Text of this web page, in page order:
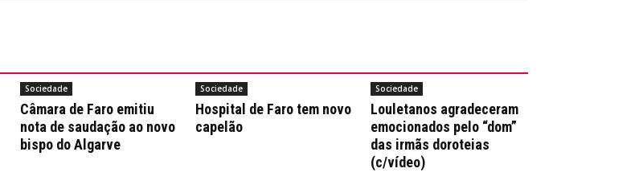
Sociedade
Câmara de Faro emitiu
nota de saudação ao novo
bispo do Algarve
Sociedade
Hospital de Faro tem novo
capelão
Sociedade
Louletanos agradeceram
emocionados pelo “dom”
das irmãs doroteias
(c/vídeo)